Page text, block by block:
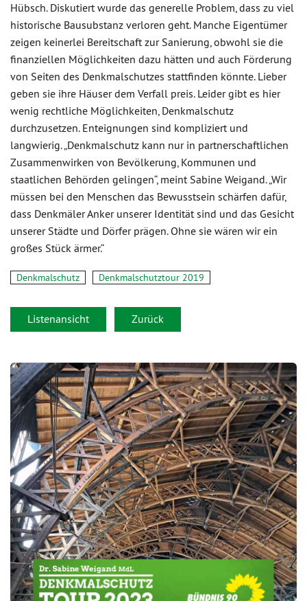
Hübsch. Diskutiert wurde das generelle Problem, dass zu viel
historische Bausubstanz verloren geht. Manche Eigentümer
zeigen keinerlei Bereitschaft zur Sanierung, obwohl sie die
finanziellen Möglichkeiten dazu hätten und auch Förderung
von Seiten des Denkmalschutzes stattfinden könnte. Lieber
geben sie ihre Häuser dem Verfall preis. Leider gibt es hier
wenig rechtliche Möglichkeiten, Denkmalschutz
durchzusetzen. Enteignungen sind kompliziert und
langwierig. „Denkmalschutz kann nur in partnerschaftlichen
Zusammenwirken von Bevölkerung, Kommunen und
staatlichen Behörden gelingen“, meint Sabine Weigand. „Wir
müssen bei den Menschen das Bewusstsein schärfen dafür,
dass Denkmäler Anker unserer Identität sind und das Gesicht
unserer Städte und Dörfer prägen. Ohne sie wären wir ein
großes Stück ärmer.“
Denkmalschutz Denkmalschutztour 2019
Listenansicht Zurück